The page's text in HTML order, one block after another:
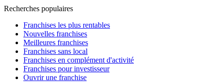
Recherches populaires
Franchises les plus rentables
Nouvelles franchises
Meilleures franchises
Franchises sans local
Franchises en complément d'activité
Franchises pour investisseur
Ouvrir une franchise